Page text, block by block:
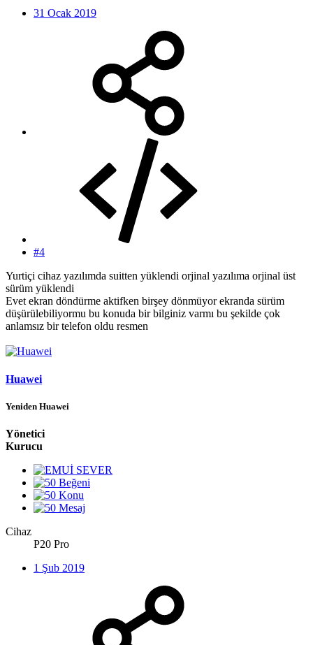
31 Ocak 2019
#4
Yurtiçi cihaz yazılımda suitten yüklendi orjinal yazılıma orjinal üst
sürüm yüklendi
Evet ekran döndürme aktifken birşey dönmüyor ekranda sürüm
düşürülebiliyormu bu konuda bir bilginiz varmı bu şekilde çok
anlamsız bir telefon oldu resmen
Huawei
Yeniden Huawei
Yönetici
Kurucu
Cihaz
P20 Pro
1 Şub 2019